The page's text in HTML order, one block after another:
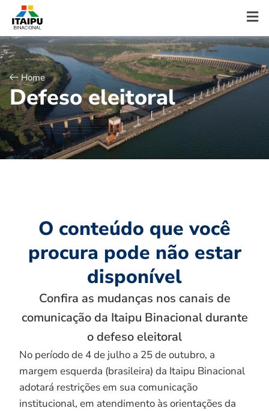
Home
Defeso eleitoral
O conteúdo que você
procura pode não estar
disponível
Confira as mudanças nos canais de
comunicação da Itaipu Binacional durante
o defeso eleitoral
No período de 4 de julho a 25 de outubro, a
margem esquerda (brasileira) da Itaipu Binacional
adotará restrições em sua comunicação
institucional, em atendimento às orientações da